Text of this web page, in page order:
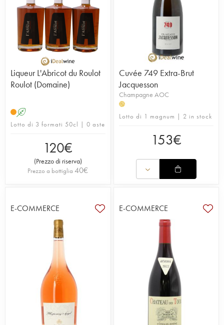
Liqueur L'Abricot du Roulot
Roulot (Domaine)
A
Lotto di 3 formati 50cl | 0 aste
120€
(Prezzo di riserva)
Prezzo a bottiglia 40€
Cuvée 749 Extra-Brut
Jacquesson
Champagne AOC
H
Lotto di 1 magnum | 2 in stock
153€
E-COMMERCE E-COMMERCE